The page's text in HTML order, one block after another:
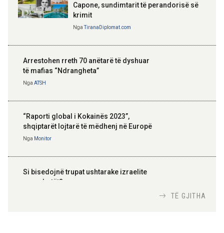
Capone, sundimtarit të perandorisë së
krimit
NgaTiranaDiplomat.com
Arrestohen rreth 70 anëtarë të dyshuar
të mafias “Ndrangheta”
Nga ATSH
“Raporti global i Kokainës 2023”,
shqiptarët lojtarë të mëdhenj në Europë
Nga Monitor
Si bisedojnë trupat ushtarake izraelite
me robotët?
TË GJITHA